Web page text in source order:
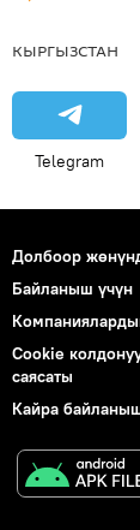
КЫРГЫЗСТАН
Telegram
Долбоор
Байланыш үчүн
Cookie
саясаты
Кайра